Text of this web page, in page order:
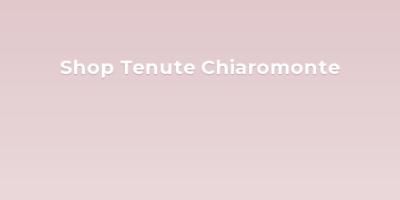
Shop Tenute Chiaromonte